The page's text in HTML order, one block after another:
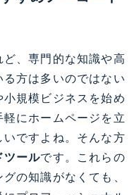
、専門的な知識や高
方は多いのではない
規模ビジネスを始め
にホームページを立
ですよね。そんな方
ツールです。これらの
の知識がなくても、